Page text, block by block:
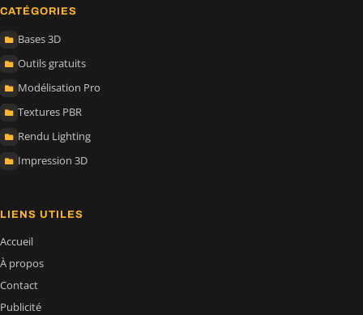
CATÉGORIES
Bases 3D
Outils gratuits
Modélisation Pro
Textures PBR
Rendu Lighting
Impression 3D
LIENS UTILES
Accueil
À propos
Contact
Publicité